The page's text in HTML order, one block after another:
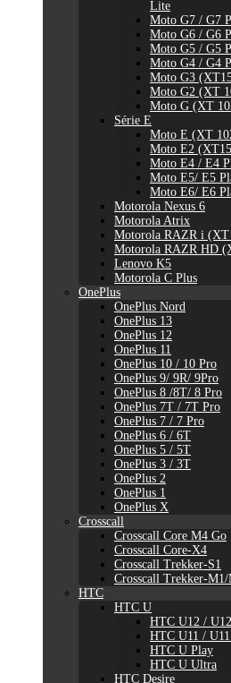
Lite
Moto G7 / G7
Moto G6 / G6
Moto G5 / G5
Moto G4 / G4
Moto G3
Moto G2 (XT
Moto G (XT
Série E
Moto E (XT
Moto E2
Moto E4 / E4
Moto E5/ E5
Moto E6/ E6
Motorola Nexus 6
Motorola Atrix
Motorola RAZR i (XT
Motorola RAZR HD
Lenovo K5
Motorola C Plus
OnePlus
OnePlus Nord
OnePlus 13
OnePlus 12
OnePlus 11
OnePlus 10 / 10 Pro
OnePlus 9/ 9R/ 9Pro
OnePlus 8 /8T/ 8 Pro
OnePlus 7T / 7T Pro
OnePlus 7 / 7 Pro
OnePlus 6 / 6T
OnePlus 5 / 5T
OnePlus 3 / 3T
OnePlus 2
OnePlus 1
OnePlus X
Crosscall
Crosscall Core M4 Go
Crosscall Core-X4
Crosscall Trekker-S1
Crosscall Trekker-M1/
HTC
HTC U
HTC U12 /
HTC U11 /
HTC U Play
HTC U Ultra
HTC Desire